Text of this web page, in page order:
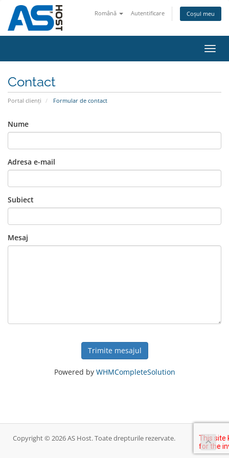
Română Autentificare Coșul meu
Contact
Portal clienți Formular de contact
Nume
Adresa e-mail
Subiect
Mesaj
Trimite mesajul
Powered by WHMCompleteSolution
Copyright © 2026 AS Host. Toate drepturile rezervate.